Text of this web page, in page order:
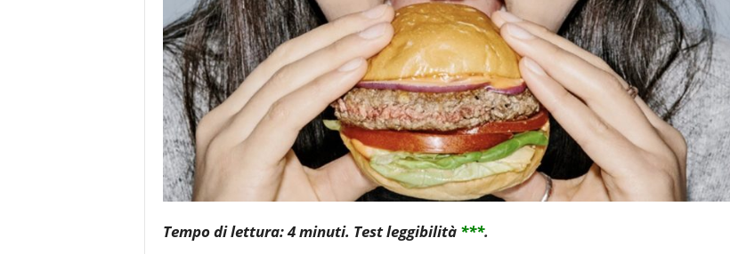
Tempo di lettura: 4 minuti. Test leggibilità ***.